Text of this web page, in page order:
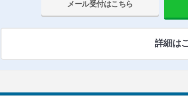
メール受付はこちら
詳細は